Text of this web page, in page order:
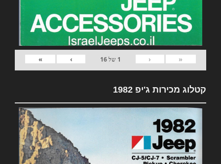
«
‹
1 של16
›
»
קטלוג מכירות ג'יפ 1982